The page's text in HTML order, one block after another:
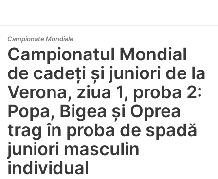
Campionate Mondiale
Campionatul Mondial
de cadeți și juniori de la
Verona, ziua 1, proba 2:
Popa, Bigea și Oprea
trag în proba de spadă
juniori masculin
individual